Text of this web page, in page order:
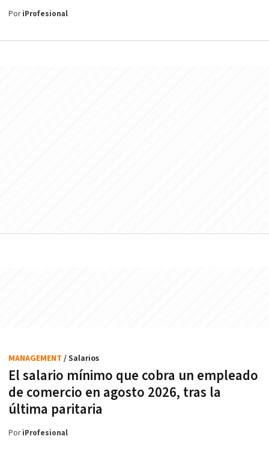
PoriProfesional
El salario mínimo que cobra un empleado
de comercio en agosto 2026, tras la
última paritaria
MANAGEMENT / Salarios
PoriProfesional